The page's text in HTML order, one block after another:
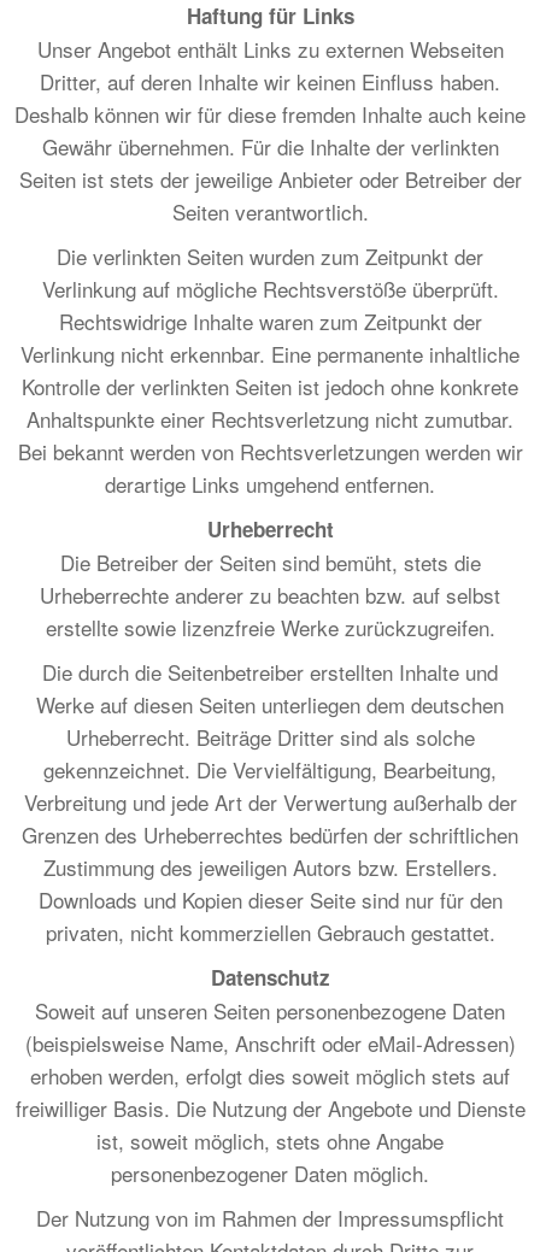
Haftung für Links
Unser Angebot enthält Links zu externen Webseiten
Dritter, auf deren Inhalte wir keinen Einfluss haben.
Deshalb können wir für diese fremden Inhalte auch keine
Gewähr übernehmen. Für die Inhalte der verlinkten
Seiten ist stets der jeweilige Anbieter oder Betreiber der
Seiten verantwortlich.
Die verlinkten Seiten wurden zum Zeitpunkt der
Verlinkung auf mögliche Rechtsverstöße überprüft.
Rechtswidrige Inhalte waren zum Zeitpunkt der
Verlinkung nicht erkennbar. Eine permanente inhaltliche
Kontrolle der verlinkten Seiten ist jedoch ohne konkrete
Anhaltspunkte einer Rechtsverletzung nicht zumutbar.
Bei bekannt werden von Rechtsverletzungen werden wir
derartige Links umgehend entfernen.
Urheberrecht
Die Betreiber der Seiten sind bemüht, stets die
Urheberrechte anderer zu beachten bzw. auf selbst
erstellte sowie lizenzfreie Werke zurückzugreifen.
Die durch die Seitenbetreiber erstellten Inhalte und
Werke auf diesen Seiten unterliegen dem deutschen
Urheberrecht. Beiträge Dritter sind als solche
gekennzeichnet. Die Vervielfältigung, Bearbeitung,
Verbreitung und jede Art der Verwertung außerhalb der
Grenzen des Urheberrechtes bedürfen der schriftlichen
Zustimmung des jeweiligen Autors bzw. Erstellers.
Downloads und Kopien dieser Seite sind nur für den
privaten, nicht kommerziellen Gebrauch gestattet.
Datenschutz
Soweit auf unseren Seiten personenbezogene Daten
(beispielsweise Name, Anschrift oder eMail-Adressen)
erhoben werden, erfolgt dies soweit möglich stets auf
freiwilliger Basis. Die Nutzung der Angebote und Dienste
ist, soweit möglich, stets ohne Angabe
personenbezogener Daten möglich.
Der Nutzung von im Rahmen der Impressumspflicht